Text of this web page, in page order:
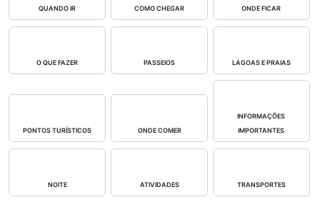
QUANDO IR COMO CHEGAR ONDE FICAR
O QUE FAZER PASSEIOS LAGOAS E PRAIAS
PONTOS TURÍSTICOS ONDE COMER
INFORMAÇÕES
IMPORTANTES
NOITE ATIVIDADES TRANSPORTES